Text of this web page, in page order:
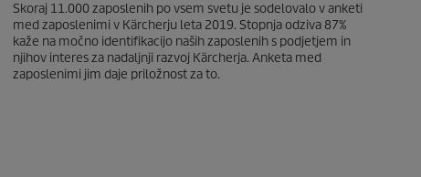
Skoraj 11.000 zaposlenih po vsem svetu je sodelovalo v anketi
med zaposlenimi v Kärcherju leta 2019. Stopnja odziva 87%
kaže na močno identifikacijo naših zaposlenih s podjetjem in
njihov interes za nadaljnji razvoj Kärcherja. Anketa med
zaposlenimi jim daje priložnost za to.